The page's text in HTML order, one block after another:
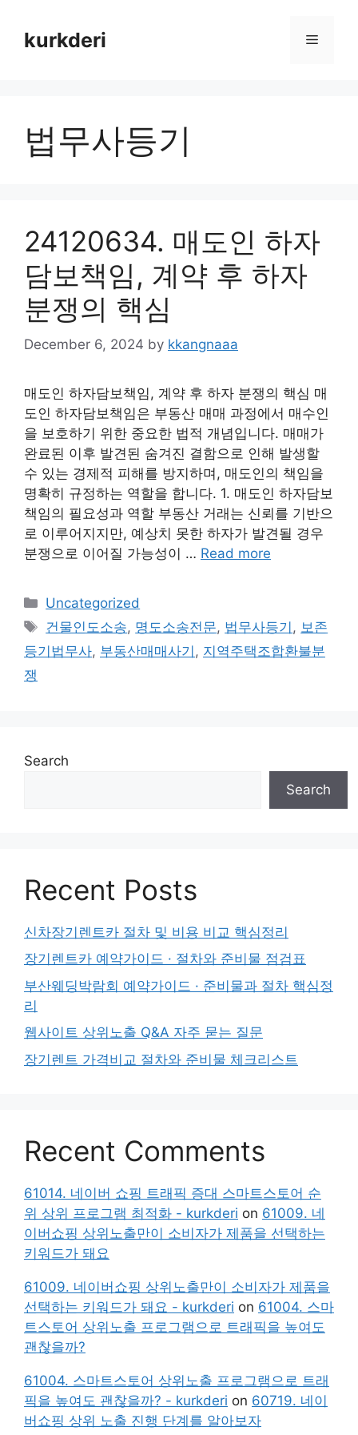
contentkurkderi Menu
법무사등기
24120634. 매도인 하자
담보책임, 계약 후 하자
분쟁의 핵심
December 6, 2024 by kkangnaaa
매도인 하자담보책임, 계약 후 하자 분쟁의 핵심 매
도인 하자담보책임은 부동산 매매 과정에서 매수인
을 보호하기 위한 중요한 법적 개념입니다. 매매가
완료된 이후 발견된 숨겨진 결함으로 인해 발생할
수 있는 경제적 피해를 방지하며, 매도인의 책임을
명확히 규정하는 역할을 합니다. 1. 매도인 하자담보
책임의 필요성과 역할 부동산 거래는 신뢰를 기반으
로 이루어지지만, 예상치 못한 하자가 발견될 경우
분쟁으로 이어질 가능성이 … Read more
Categories
Uncategorized
Tags
건물인도소송, 명도소송전문, 법무사등기 , 보존
등기법무사, 부동산매매사기 , 지역주택조합환불분
쟁
Search
Search
Recent Posts
신차장기렌트카 절차 및 비용 비교 핵심정리
장기렌트카 예약가이드 · 절차와 준비물 점검표
부산웨딩박람회 예약가이드 · 준비물과 절차 핵심정
리
웹사이트 상위노출 Q&A 자주 묻는 질문
장기렌트 가격비교 절차와 준비물 체크리스트
Recent Comments
61014. 네이버 쇼핑 트래픽 증대 스마트스토어 순
위 상위 프로그램 최적화 - kurkderi on 61009. 네
이버쇼핑 상위노출만이 소비자가 제품을 선택하는
키워드가 돼요
61009. 네이버쇼핑 상위노출만이 소비자가 제품을
선택하는 키워드가 돼요 - kurkderi on 61004. 스마
트스토어 상위노출 프로그램으로 트래픽을 높여도
괜찮을까?
61004. 스마트스토어 상위노출 프로그램으로 트래
픽을 높여도 괜찮을까? - kurkderi on 60719. 네이
버쇼핑 상위 노출 진행 단계를 알아보자